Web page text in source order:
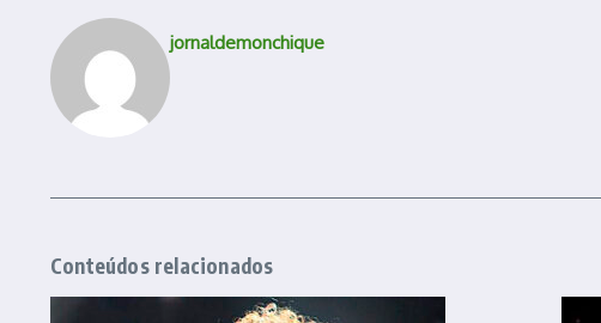
jornaldemonchique
Conteúdos relacionados